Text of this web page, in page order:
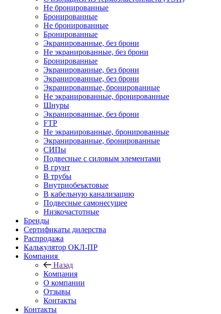
Не бронированные
Бронированные
Не бронированные
Бронированные
Экранированные, без брони
Не экранированные, без брони
Бронированные
Экранированные, без брони
Экранированные, без брони
Экранированные, бронированные
Не экранированные, бронированные
Шнуры
Экранированные, без брони
FTP
Не экранированные, бронированные
Экранированные, бронированные
СИПы
Подвесные с силовым элементами
В грунт
В трубы
Внутриобеъктовые
В кабельную канализацию
Подвесные самонесущее
Низкочастотные
Бренды
Сертификаты дилерства
Распродажа
Калькулятор ОКЛ-ПР
Компания
Назад
Компания
О компании
Отзывы
Контакты
Контакты